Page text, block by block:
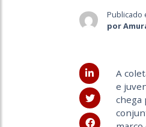
Publicado
por
A
e
chega